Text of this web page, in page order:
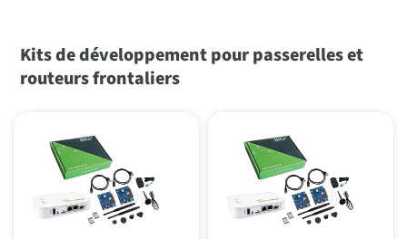
Kits de développement pour passerelles et
routeurs frontaliers